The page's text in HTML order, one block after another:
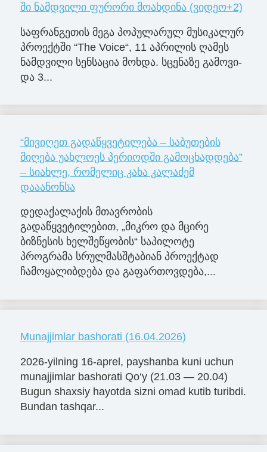
ში ნამდვილი ფურორი მოახდინა (ვიდეო+2)
საფ­რან­გე­თის მეგა პო­პუ­ლა­რულ მუ­სი­კა­ლურ
პრო­ექ­ტში “The Voice“, 11 აპ­რი­ლის ღა­მეს
ნამ­დვი­ლი სენ­სა­ცია მოხ­და. სცე­ნა­ზე გა­მო­ვი­
და 3...
“მივიღეთ გადაწყვეტილება – საბუთების
მიღება უახლოეს პერიოდში გამოცხადდება”
– სიახლე, რომელიც კახა კალაძემ
დააანონსა
დედაქალაქის მთავრობის
გადაწყვეტილებით, „მიკრო და მცირე
ბიზნესის ხელშეწყობის“ საპილოტე
პროგრამა სრულმასშტაბიან პროექტად
ჩამოყალიბდება და გაფართოვდება,...
Munajjimlar bashorati (16.04.2026)
2026-yilning 16-aprel, payshanba kuni uchun
munajjimlar bashorati Qo‘y (21.03 — 20.04)
Bugun shaxsiy hayotda sizni omad kutib turibdi.
Bundan tashqar...